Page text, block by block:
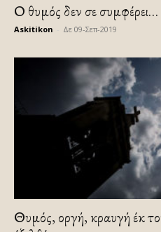
Ο θυμός δεν σε συμφέρει…
Askitikon Δε 09-Σεπ-2019
Θυμός, οργή, κραυγή έκ